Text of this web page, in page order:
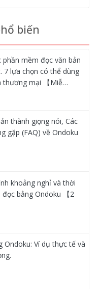
biến
phần mềm đọc văn bản
7 lựa chọn có thể dùng
thương mại 【Miễ…
thành giọng nói, Các
gặp (FAQ) về Ondoku
khoảng nghỉ và thời
đọc bằng Ondoku 【2
Ondoku: Ví dụ thực tế và